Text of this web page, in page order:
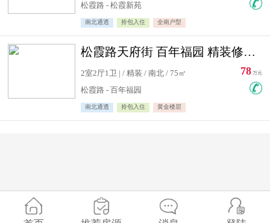
松霞路 - 松霞新苑
南北通透 拎包入住 全南户型
松霞路天府街 百年福园 精装修住宅急售
2室2厅1卫 | / 精装 / 南北 / 75㎡
松霞路 - 百年福园
南北通透 拎包入住 黄金楼层
78 万元